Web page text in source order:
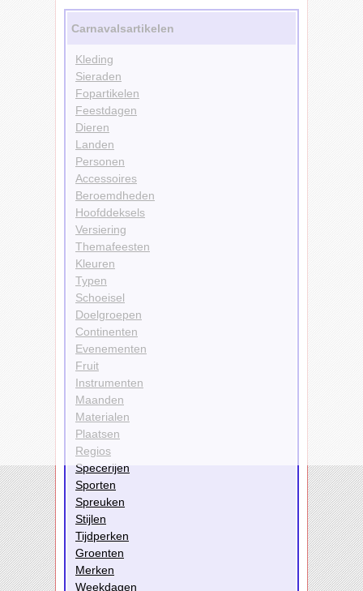
Carnavalsartikelen
Kleding
Sieraden
Fopartikelen
Feestdagen
Dieren
Landen
Personen
Accessoires
Beroemdheden
Hoofddeksels
Versiering
Themafeesten
Kleuren
Typen
Schoeisel
Doelgroepen
Continenten
Evenementen
Fruit
Instrumenten
Maanden
Materialen
Plaatsen
Regios
Specerijen
Sporten
Spreuken
Stijlen
Tijdperken
Groenten
Merken
Weekdagen